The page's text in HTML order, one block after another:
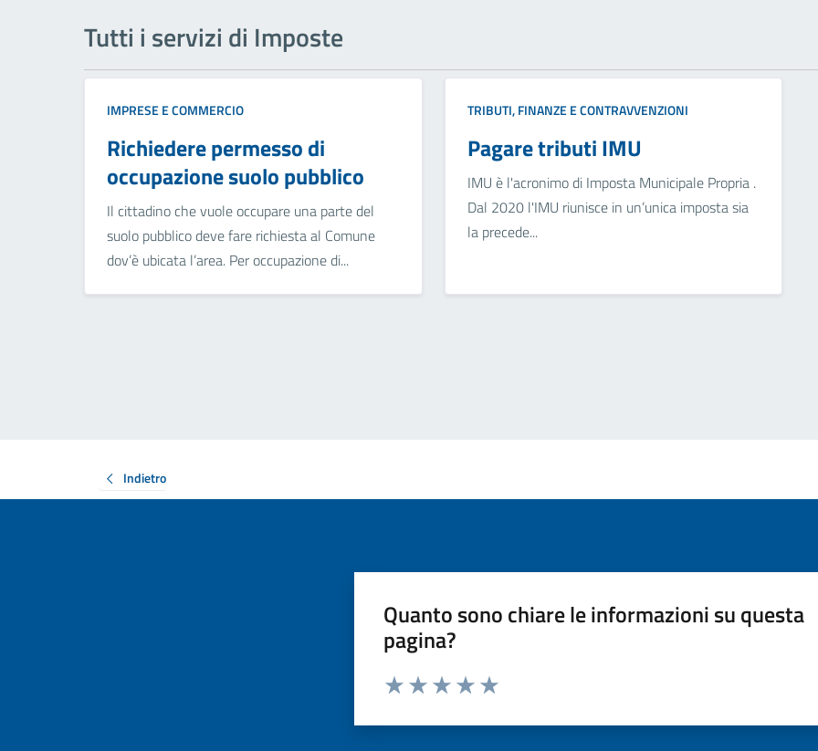
Tutti i servizi di Imposte
IMPRESE E COMMERCIO
Richiedere permesso di
occupazione suolo pubblico
Il cittadino che vuole occupare una parte del
suolo pubblico deve fare richiesta al Comune
dov’è ubicata l’area. Per occupazione di...
TRIBUTI, FINANZE E CONTRAVVENZIONI
Pagare tributi IMU
IMU è l'acronimo di Imposta Municipale Propria .
Dal 2020 l'IMU riunisce in un’unica imposta sia
la precede...
Indietro
Quanto sono chiare le informazioni su questa
pagina?
Valuta da 1 a 5 stelle la pagina